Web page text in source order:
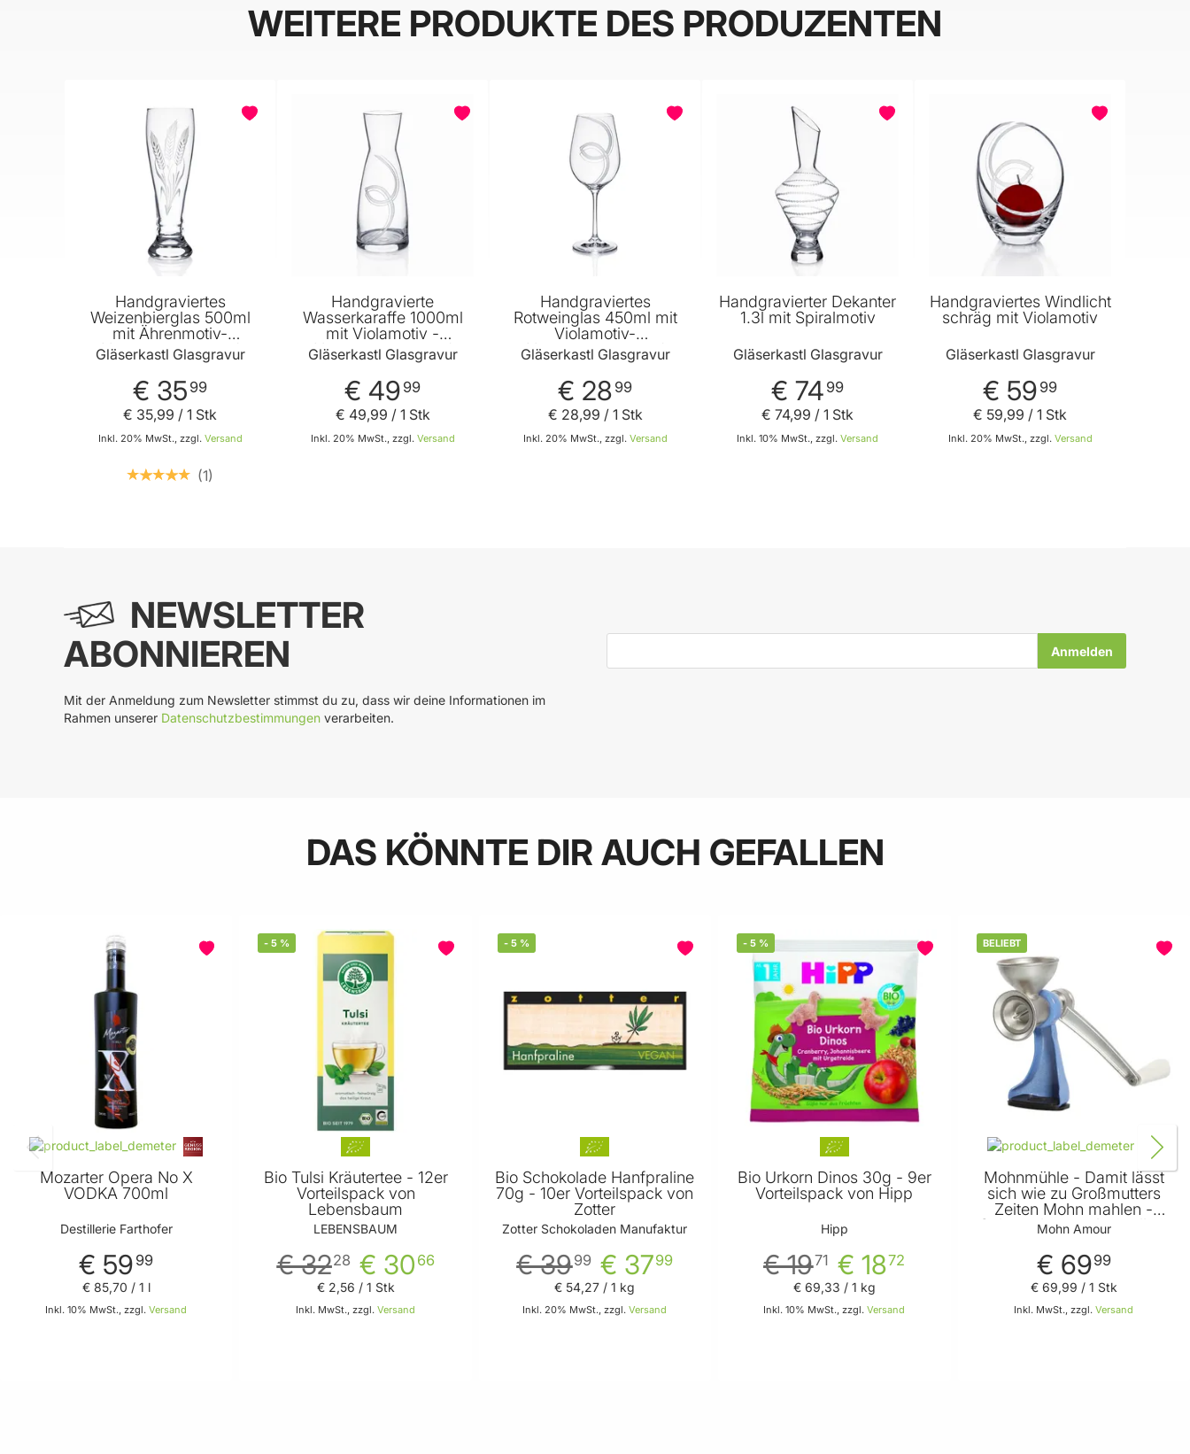
WEITERE PRODUKTE DES PRODUZENTEN
Handgraviertes
Weizenbierglas 500ml
mit Ährenmotiv-
Namensgravur und
Geburtstag
Gläserkastl Glasgravur
€ 35 99
Inkl. 20% MwSt., zzgl. Versand
€ 35,99 / 1 Stk
1
Handgravierte
Wasserkaraffe 1000ml
mit Violamotiv -
Namensgravur und
Geburtsdatum
Gläserkastl Glasgravur
€ 49 99
Inkl. 20% MwSt., zzgl. Versand
€ 49,99 / 1 Stk
Handgraviertes
Rotweinglas 450ml mit
Violamotiv-
Namensgravur und
Geburtsdatum
Gläserkastl Glasgravur
€ 28 99
Inkl. 20% MwSt., zzgl. Versand
€ 28,99 / 1 Stk
Handgravierter Dekanter
1.3l mit Spiralmotiv
Gläserkastl Glasgravur
€ 74 99
Inkl. 10% MwSt., zzgl. Versand
€ 74,99 / 1 Stk
Handgraviertes Windlicht
schräg mit Violamotiv
Gläserkastl Glasgravur
€ 59 99
Inkl. 20% MwSt., zzgl. Versand
€ 59,99 / 1 Stk
NEWSLETTER
ABONNIEREN
Mit der Anmeldung zum Newsletter stimmst du zu, dass wir deine Informationen im
Rahmen unserer Datenschutzbestimmungen verarbeiten.
DAS KÖNNTE DIR AUCH GEFALLEN
Mozarter Opera No X
VODKA 700ml
Destillerie Farthofer
€ 59 99
Inkl. 10% MwSt., zzgl.Versand
€ 85,70 / 1 l
-5 %
Bio Tulsi Kräutertee - 12er
Vorteilspack von
Lebensbaum
LEBENSBAUM
€ 30 66
€ 3228
Inkl. MwSt., zzgl.Versand
€ 2,56 / 1 Stk
- 5%
Bio Schokolade Hanfpraline
70g - 10er Vorteilspack von
Zotter
Zotter Schokoladen Manufaktur
€ 3799
€ 3999
Inkl. 20% MwSt., zzgl.Versand
€ 54,27 / 1 kg
-5 %
Bio Urkorn Dinos 30g - 9er
Vorteilspack von Hipp
Hipp
€ 1872
€ 1971
Inkl. 10% MwSt., zzgl.Versand
€ 69,33 / 1 kg
BELIEBT
Mohnmühle - Damit lässt
sich wie zu Großmutters
Zeiten Mohn mahlen -
Gebrauchsanweisung liegt
Mohn Amour
€ 6999
Inkl. MwSt., zzgl.Versand
€ 69,99 / 1 Stk